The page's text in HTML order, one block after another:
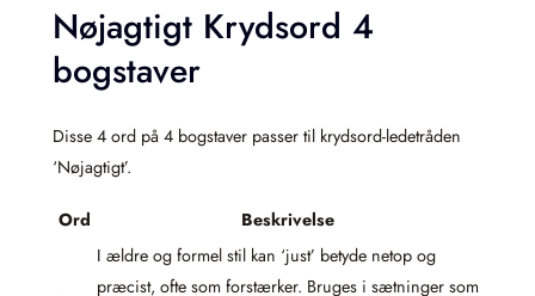
Nøjagtigt Krydsord 4
bogstaver
Disse 4 ord på 4 bogstaver passer til krydsord-ledetråden
‘Nøjagtigt’.
Ord Beskrivelse
I ældre og formel stil kan ‘just’ betyde netop og
præcist, ofte som forstærker. Bruges i sætninger som